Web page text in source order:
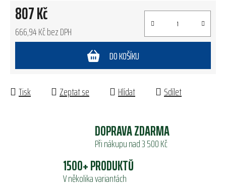
807 Kč
666,94 Kč bez DPH
DO KOŠÍKU
Tisk Zeptat se Hlídat Sdílet
DOPRAVA ZDARMA
Při nákupu nad 3 500 Kč
1500+ PRODUKTŮ
V několika variantách